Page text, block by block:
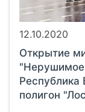
12.10.2020
Открытие
"Нерушимое
Республика
полигон